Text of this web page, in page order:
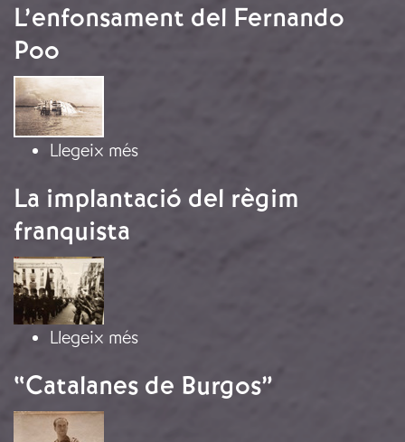
L’enfonsament del Fernando
Poo
Imatge
Llegeix méssobre L’enfonsament del Fernando
La implantació del règim
franquista
Imatge
Llegeix méssobre La implantació del règim
“Catalanes de Burgos”
Imatge